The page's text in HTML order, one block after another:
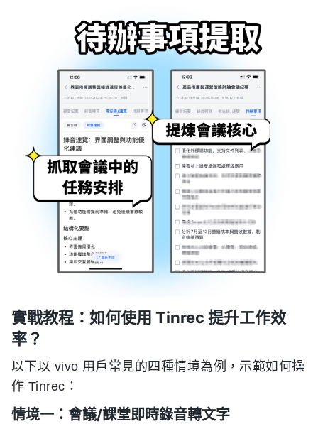
實戰教程：如何使用 Tinrec 提升工作效
率？
以下以 vivo 用戶常見的四種情境為例，示範如何操
作 Tinrec：
情境一：會議/課堂即時錄音轉文字